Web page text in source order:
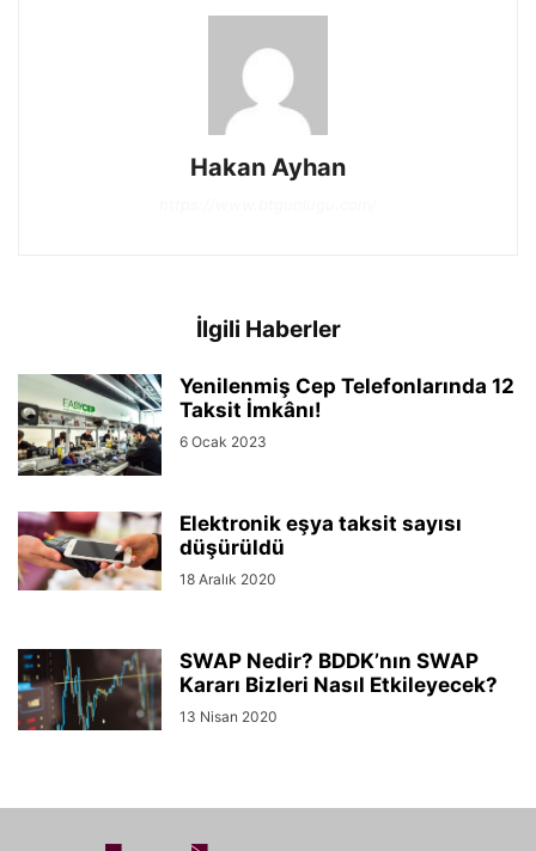
Hakan Ayhan
İlgili Haberler
Yenilenmiş Cep Telefonlarında 12
Taksit İmkânı!
6 Ocak 2023
Elektronik eşya taksit sayısı
düşürüldü
18 Aralık 2020
SWAP Nedir? BDDK’nın SWAP
Kararı Bizleri Nasıl Etkileyecek?
13 Nisan 2020